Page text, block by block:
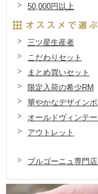
50,000円以上
三ツ星生産者
こだわりセット
まとめ買いセット
限定入荷の希少RM
華やかなデザイン
オールドヴィンテ
アウトレット
ブルゴーニュ専門